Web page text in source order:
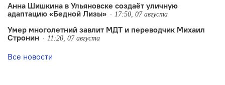
Анна Шишкина в Ульяновске создаëт уличную
адаптацию «Бедной Лизы»
17:50, 07 августа
Умер многолетний завлит МДТ и переводчик Михаил
Стронин
11:20, 07 августа
Все новости